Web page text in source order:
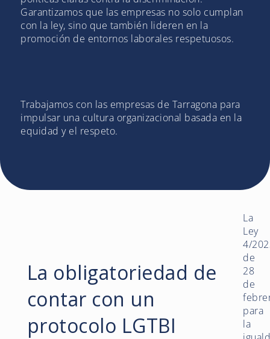
Garantizamos que las empresas no solo cumplan
con la ley, sino que también lideren en la
promoción de entornos laborales respetuosos.
Trabajamos con las empresas de Tarragona para
impulsar una cultura organizacional basada en la
equidad y el respeto.
La obligatoriedad de
contar con un
protocolo LGTBI
La
Ley
4/
de
28
de
para
la